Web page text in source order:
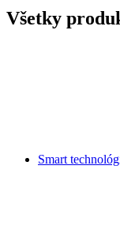
Všetky
Smart